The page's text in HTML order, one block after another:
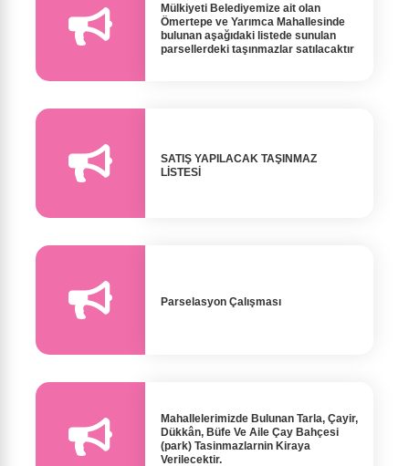
Mülkiyeti Belediyemize ait olan
Ömertepe ve Yarımca Mahallesinde
bulunan aşağıdaki listede sunulan
parsellerdeki taşınmazlar satılacaktır
SATIŞ YAPILACAK TAŞINMAZ
LİSTESİ
Parselasyon Çalışması
Mahallelerimizde Bulunan Tarla, Çayir,
Dükkân, Büfe Ve Aile Çay Bahçesi
(park) Tasinmazlarnin Kiraya
Verilecektir.